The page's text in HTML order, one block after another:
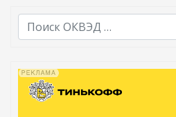
В списке найденных